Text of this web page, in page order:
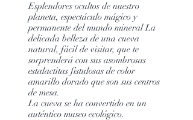
Esplendores ocultos de nuestro
planeta, espectáculo mágico y
permanente del mundo mineral La
delicada belleza de una cueva
natural, fácil de visitar, que te
sorprenderá con sus asombrosas
estalactitas fistulosas de color
amarillo dorado que son sus centros
de mesa.
La cueva se ha convertido en un
auténtico museo ecológico.